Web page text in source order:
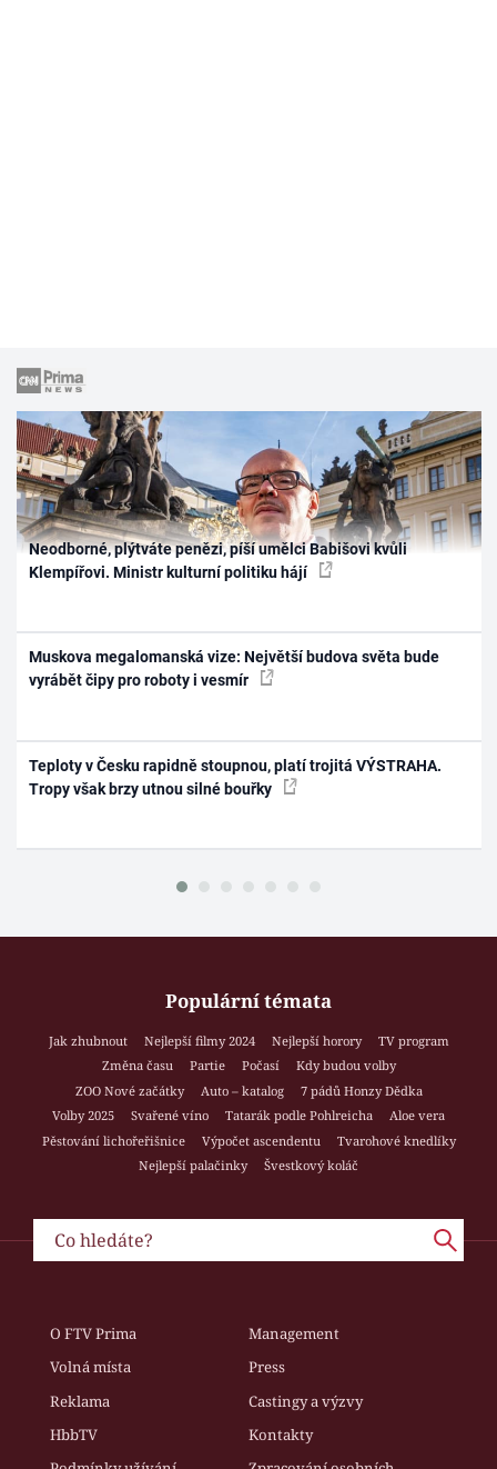
Neodborné, plýtváte penězi, píší umělci Babišovi kvůli
Klempířovi. Ministr kulturní politiku hájí
Muskova megalomanská vize: Největší budova světa bude
vyrábět čipy pro roboty i vesmír
Teploty v Česku rapidně stoupnou, platí trojitá VÝSTRAHA.
Tropy však brzy utnou silné bouřky
Populární témata
Jak zhubnout Nejlepší filmy 2024 Nejlepší horory
TV program
Změna času
Partie Počasí
Kdy budou volby
ZOO Nové začátky
Auto – katalog
7 pádů Honzy Dědka
Volby 2025
Svařené víno Tatarák podle Pohlreicha
Aloe vera
Pěstování lichořeřišnice
Výpočet ascendentu
Tvarohové knedlíky
Nejlepší palačinky
Švestkový koláč
O FTV Prima
Management
Volná místa
Press
Reklama
Castingy a výzvy
HbbTV
Kontakty